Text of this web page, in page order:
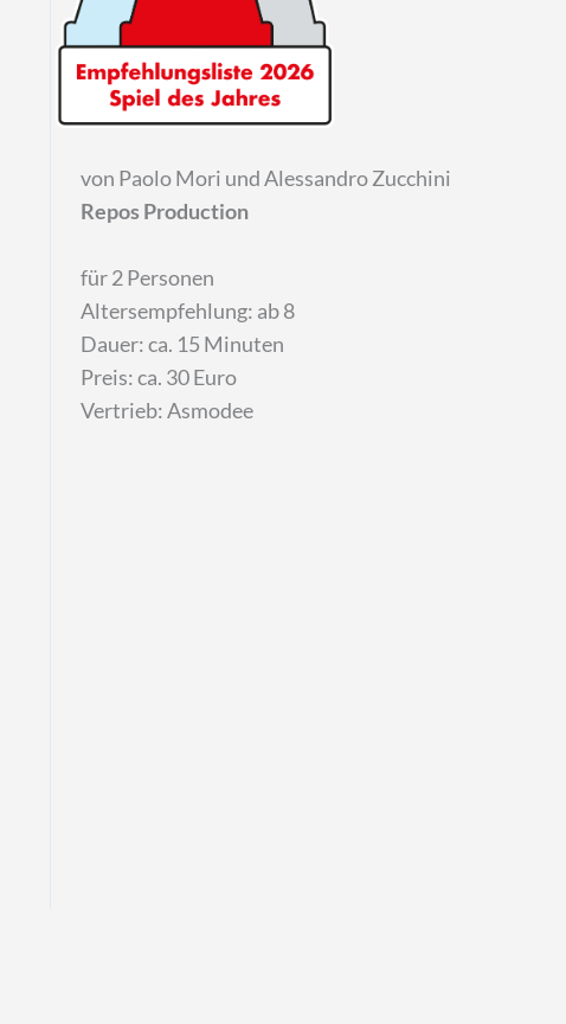
von Paolo Mori und Alessandro Zucchini
Repos Production
für 2 Personen
Altersempfehlung: ab 8
Dauer: ca. 15 Minuten
Preis: ca. 30 Euro
Vertrieb: Asmodee